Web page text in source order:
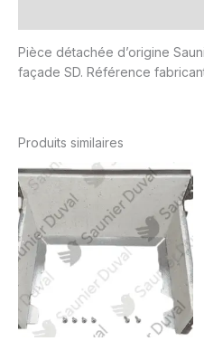
Pièce détachée d’origine
façade SD. Référence
Produits similaires